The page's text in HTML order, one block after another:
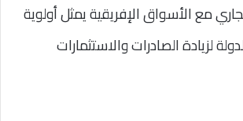
مع الأسواق الإفريقية يمثل أولوية
لزيادة الصادرات والاستثمارات